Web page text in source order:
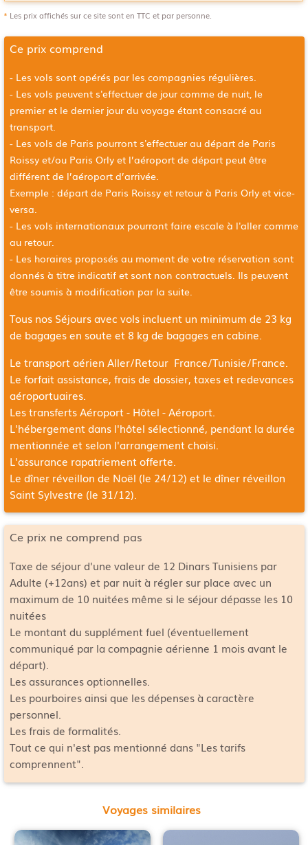
Ce prix comprend
- Les vols sont opérés par les compagnies régulières.
- Les vols peuvent s'effectuer de jour comme de nuit, le
premier et le dernier jour du voyage étant consacré au
transport.
- Les vols de Paris pourront s'effectuer au départ de Paris
Roissy et/ou Paris Orly et l’aéroport de départ peut être
différent de l’aéroport d’arrivée.
Exemple : départ de Paris Roissy et retour à Paris Orly et vice-
versa.
- Les vols internationaux pourront faire escale à l'aller comme
au retour.
- Les horaires proposés au moment de votre réservation sont
donnés à titre indicatif et sont non contractuels. Ils peuvent
être soumis à modification par la suite.
Tous nos Séjours avec vols incluent un minimum de 23 kg
de bagages en soute et 8 kg de bagages en cabine.
Le transport aérien Aller/Retour France/Tunisie/France.
Le forfait assistance, frais de dossier, taxes et redevances
aéroportuaires.
Les transferts Aéroport - Hôtel - Aéroport.
L'hébergement dans l'hôtel sélectionné, pendant la durée
mentionnée et selon l'arrangement choisi.
L'assurance rapatriement offerte.
Le dîner réveillon de Noël (le 24/12) et le dîner réveillon
Saint Sylvestre (le 31/12).
Ce prix ne comprend pas
Taxe de séjour d'une valeur de 12 Dinars Tunisiens par
Adulte (+12ans) et par nuit à régler sur place avec un
maximum de 10 nuitées même si le séjour dépasse les 10
nuitées
Le montant du supplément fuel (éventuellement
communiqué par la compagnie aérienne 1 mois avant le
départ).
Les assurances optionnelles.
Les pourboires ainsi que les dépenses à caractère
personnel.
Les frais de formalités.
Tout ce qui n'est pas mentionné dans "Les tarifs
comprennent".
* Les prix affichés sur ce site sont en TTC et par personne.
Voyages similaires